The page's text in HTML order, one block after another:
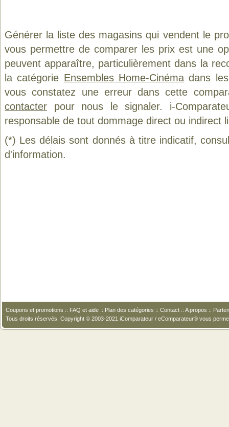
Générer la liste des magasins qui vendent le
vous permettre de comparer les prix est une
peuvent apparaître, particulièrement dans la
la catégorie Ensembles Home-Cinémadans les
vous constatez une erreur dans cette
contacter pour nous le signaler. i-
responsable de tout dommage direct ou indirect
(*) Les délais sont donnés à titre indicatif,
d'information.
Coupons et promotions :: FAQ et aide :: Plan des catégories :: Contact :: A propos ::
Tous droits réservés. Copyright © 2003-2021 iComparateur / eComparateur® vous